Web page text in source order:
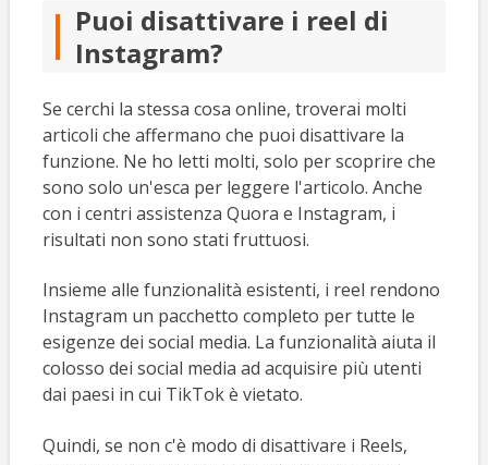
Puoi disattivare i reel di
Instagram?
Se cerchi la stessa cosa online, troverai molti
articoli che affermano che puoi disattivare la
funzione. Ne ho letti molti, solo per scoprire che
sono solo un'esca per leggere l'articolo. Anche
con i centri assistenza Quora e Instagram, i
risultati non sono stati fruttuosi.
Insieme alle funzionalità esistenti, i reel rendono
Instagram un pacchetto completo per tutte le
esigenze dei social media. La funzionalità aiuta il
colosso dei social media ad acquisire più utenti
dai paesi in cui TikTok è vietato.
Quindi, se non c'è modo di disattivare i Reels,